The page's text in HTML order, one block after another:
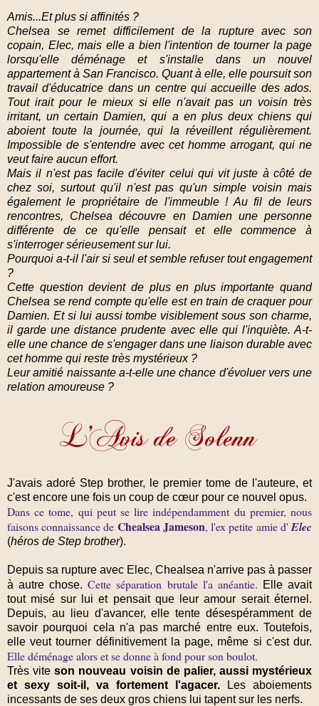
Amis...Et plus si affinités ?
Chelsea se remet difficilement de la rupture avec son
copain, Elec, mais elle a bien l'intention de tourner la page
lorsqu'elle déménage et s'installe dans un nouvel
appartement à San Francisco. Quant à elle, elle poursuit son
travail d'éducatrice dans un centre qui accueille des ados.
Tout irait pour le mieux si elle n'avait pas un voisin très
irritant, un certain Damien, qui a en plus deux chiens qui
aboient toute la journée, qui la réveillent régulièrement.
Impossible de s'entendre avec cet homme arrogant, qui ne
veut faire aucun effort.
Mais il n'est pas facile d'éviter celui qui vit juste à côté de
chez soi, surtout qu'il n'est pas qu'un simple voisin mais
également le propriétaire de l'immeuble ! Au fil de leurs
rencontres, Chelsea découvre en Damien une personne
différente de ce qu'elle pensait et elle commence à
s'interroger sérieusement sur lui.
Pourquoi a-t-il l'air si seul et semble refuser tout engagement
?
Cette question devient de plus en plus importante quand
Chelsea se rend compte qu'elle est en train de craquer pour
Damien. Et si lui aussi tombe visiblement sous son charme,
il garde une distance prudente avec elle qui l'inquiète. A-t-
elle une chance de s'engager dans une liaison durable avec
cet homme qui reste très mystérieux ?
Leur amitié naissante a-t-elle une chance d'évoluer vers une
relation amoureuse ?
J'avais adoré Step brother, le premier tome de l'auteure, et
c'est encore une fois un coup de cœur pour ce nouvel opus.
Dans ce tome, qui peut se lire indépendamment du premier, nous
faisons connaissance de Chealsea Jameson, l'ex petite amie d'Elec
(héros de Step brother).
Depuis sa rupture avec Elec, Chealsea n'arrive pas à passer
à autre chose.Cette séparation brutale l'a anéantie. Elle avait
tout misé sur lui et pensait que leur amour serait éternel.
Depuis, au lieu d'avancer, elle tente désespéramment de
savoir pourquoi cela n'a pas marché entre eux. Toutefois,
elle veut tourner définitivement la page, même si c'est dur.
Elle déménage alors et se donne à fond pour son boulot.
Très viteson nouveau voisin de palier, aussi mystérieux
et sexy soit-il, va fortement l'agacer.
Les aboiements
incessants de ses deux gros chiens lui tapent sur les nerfs.